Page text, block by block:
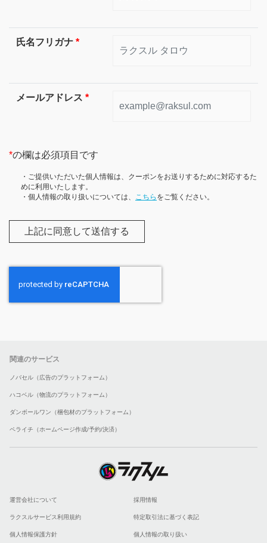
氏名フリガナ *
メールアドレス *
*の欄は必須項目です
・ご提供いただいた個人情報は、クーポンをお送りするために対応するた
めに利用いたします。
・個人情報の取り扱いについては、
こちら をご覧ください。
関連のサービス
ノバセル（広告のプラットフォーム）
ハコベル（物流のプラットフォーム）
ダンボールワン（梱包材のプラットフォーム）
ペライチ（ホームページ作成/予約/決済）
運営会社について 採用情報
ラクスルサービス利用規約 特定取引法に基づく表記
個人情報保護方針 個人情報の取り扱い